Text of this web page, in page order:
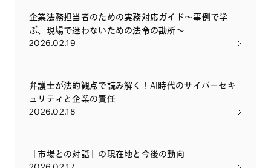
企業法務担当者のための実務対応ガイド〜事例で学
ぶ、現場で迷わないための法令の勘所〜
2026.02.19
弁護士が法的観点で読み解く！AI時代のサイバーセキ
ュリティと企業の責任
2026.02.18
「市場との対話」の現在地と今後の動向